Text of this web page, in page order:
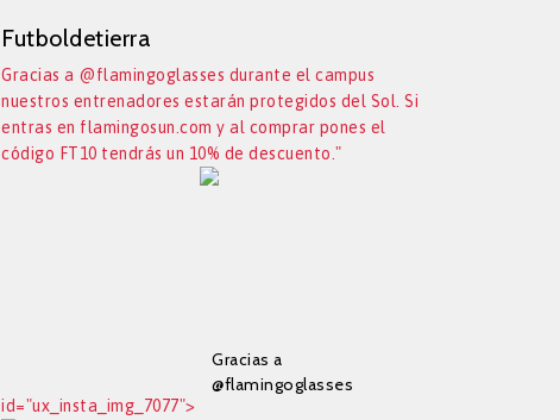
Futboldetierra
Gracias a @flamingoglasses durante el campus
nuestros entrenadores estarán protegidos del Sol. Si
entras en flamingosun.com y al comprar pones el
código FT10 tendrás un 10% de descuento."
id="ux_insta_img_7077">
Gracias a
@flamingoglasses